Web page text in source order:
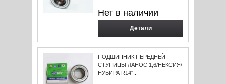
Нет в наличии
Детали
ПОДШИПНИК ПЕРЕДНЕЙ
СТУПИЦЫ ЛАНОС 1,6/НЕКСИЯ/
НУБИРА R14"...